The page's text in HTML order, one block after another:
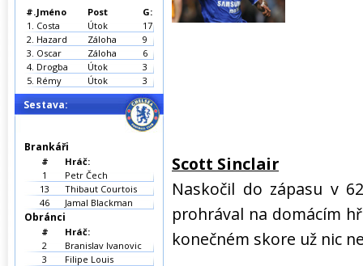
Scott Sinclair
Naskočil do zápasu v
prohrával na domácím
konečném skore už nic
#.Jméno Post
G:
1. Costa Útok
17
2. Hazard Záloha
9
3. Oscar Záloha
6
4. Drogba Útok
3
5. Rémy Útok 3
Sestava:
Brankáři
#
Hráč:
1
Petr Čech
13
Thibaut Courtois
46
Jamal Blackman
Obránci
#
Hráč:
2
Branislav Ivanovic
3
Filipe Louis